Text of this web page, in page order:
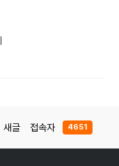
새글 접속자 4651